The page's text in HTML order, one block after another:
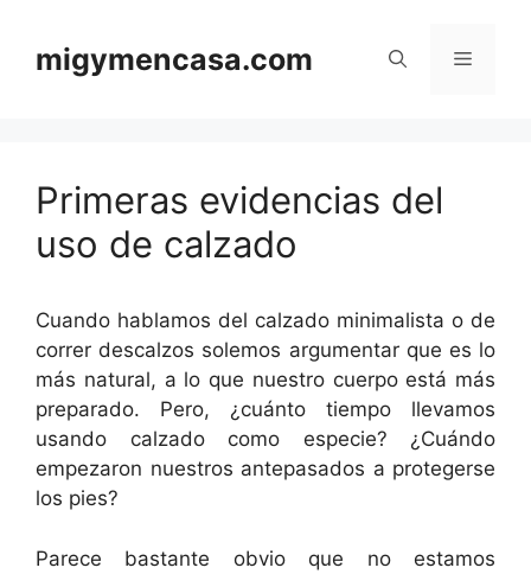
contenido
migymencasa.com Menú
Primeras evidencias del
uso de calzado
Cuando hablamos del calzado minimalista o de
correr descalzos solemos argumentar que es lo
más natural, a lo que nuestro cuerpo está más
preparado. Pero, ¿cuánto tiempo llevamos
usando calzado como especie? ¿Cuándo
empezaron nuestros antepasados a protegerse
los pies?
Parece bastante obvio que no estamos